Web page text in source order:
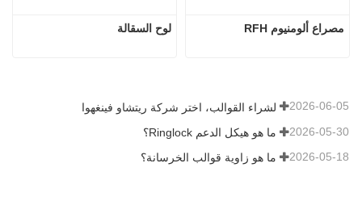
لوح السقالة مصراع ألومنيوم RFH
لشراء القوالب، اختر شركة ريتشاو فينغهوا 2026-06-05
ما هو هيكل الدعم Ringlock؟ 2026-05-30
ما هو زاوية قوالب الخرسانة؟ 2026-05-18